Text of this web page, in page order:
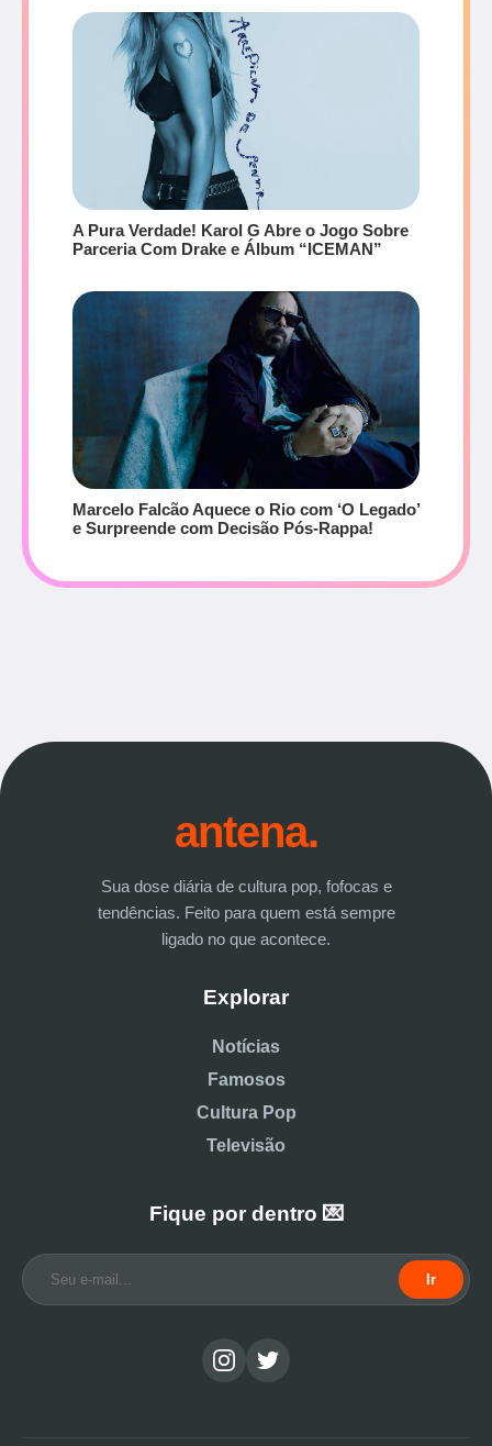
A Pura Verdade! Karol G Abre o Jogo Sobre
Parceria Com Drake e Álbum “ICEMAN”
Marcelo Falcão Aquece o Rio com ‘O Legado’
e Surpreende com Decisão Pós-Rappa!
antena.
Sua dose diária de cultura pop, fofocas e
tendências. Feito para quem está sempre
ligado no que acontece.
Explorar
Notícias
Famosos
Cultura Pop
Televisão
Fique por dentro 💌
Ir